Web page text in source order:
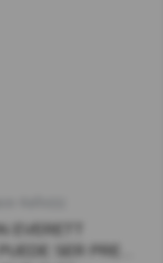
EVERETT
SER PRE...